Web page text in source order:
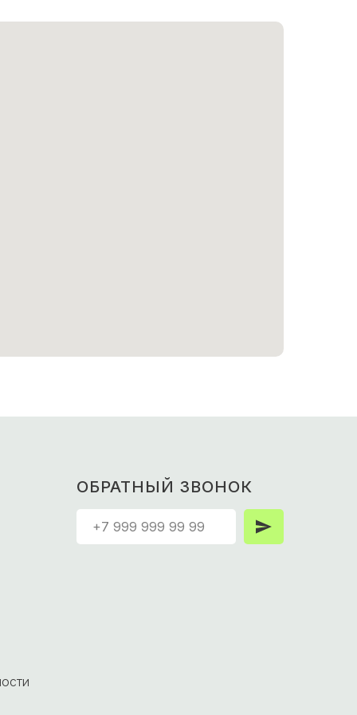
ОБРАТНЫЙ ЗВОНОК